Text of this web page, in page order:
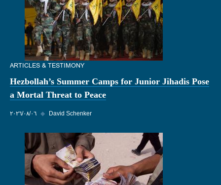
ARTICLES & TESTIMONY
Hezbollah’s Summer Camps for Junior Jihadis Pose
a Mortal Threat to Peace
٠٦‏/٠٨‏/٢٠٢٦ ◆ David Schenker